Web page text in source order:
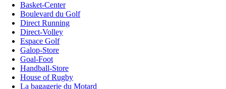
Basket-Center
Boulevard du Golf
Direct Running
Direct-Volley
Espace Golf
Galop-Store
Goal-Foot
Handball-Store
House of Rugby
La bagagerie du Motard